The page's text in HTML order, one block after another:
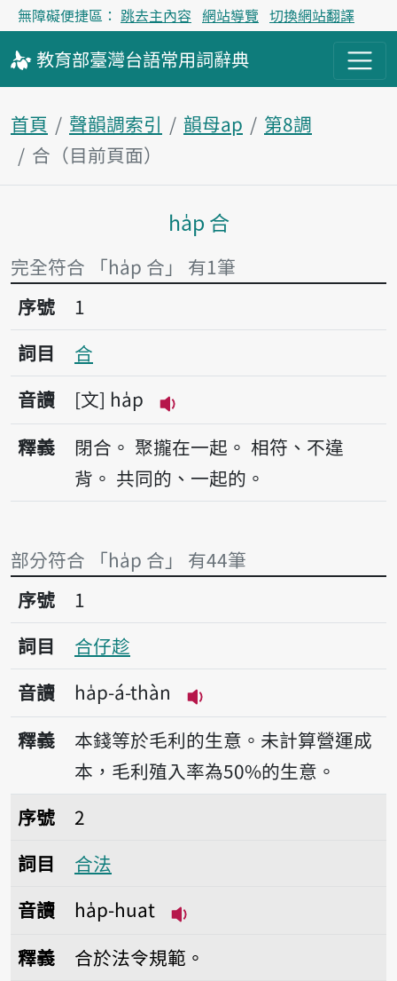
無障礙便捷區： 跳去主內容 網站導覽 切換網站翻譯
教育部臺灣台語常用詞辭典
首頁 聲韻調索引 韻母ap
第8調
合（目前頁面）
主內容區塊
ha̍p 合
完全符合 「ha̍p 合」 有1筆
序號1合
序號
1
詞目
合
音讀
文 ha̍p
播放音讀ha̍p
釋義 閉合。 聚攏在一起。 相符、不違
背。 共同的、一起的。
部分符合 「ha̍p 合」 有44筆
序號1合仔趁
序號
1
詞目
合仔趁
音讀
ha̍p-á-thàn
播放音讀ha̍p-á-thàn
釋義
本錢等於毛利的生意。未計算營運成
本，毛利殖入率為50%的生意。
序號2合法
序號
2
詞目
合法
音讀
ha̍p-huat
釋義
合於法令規範。